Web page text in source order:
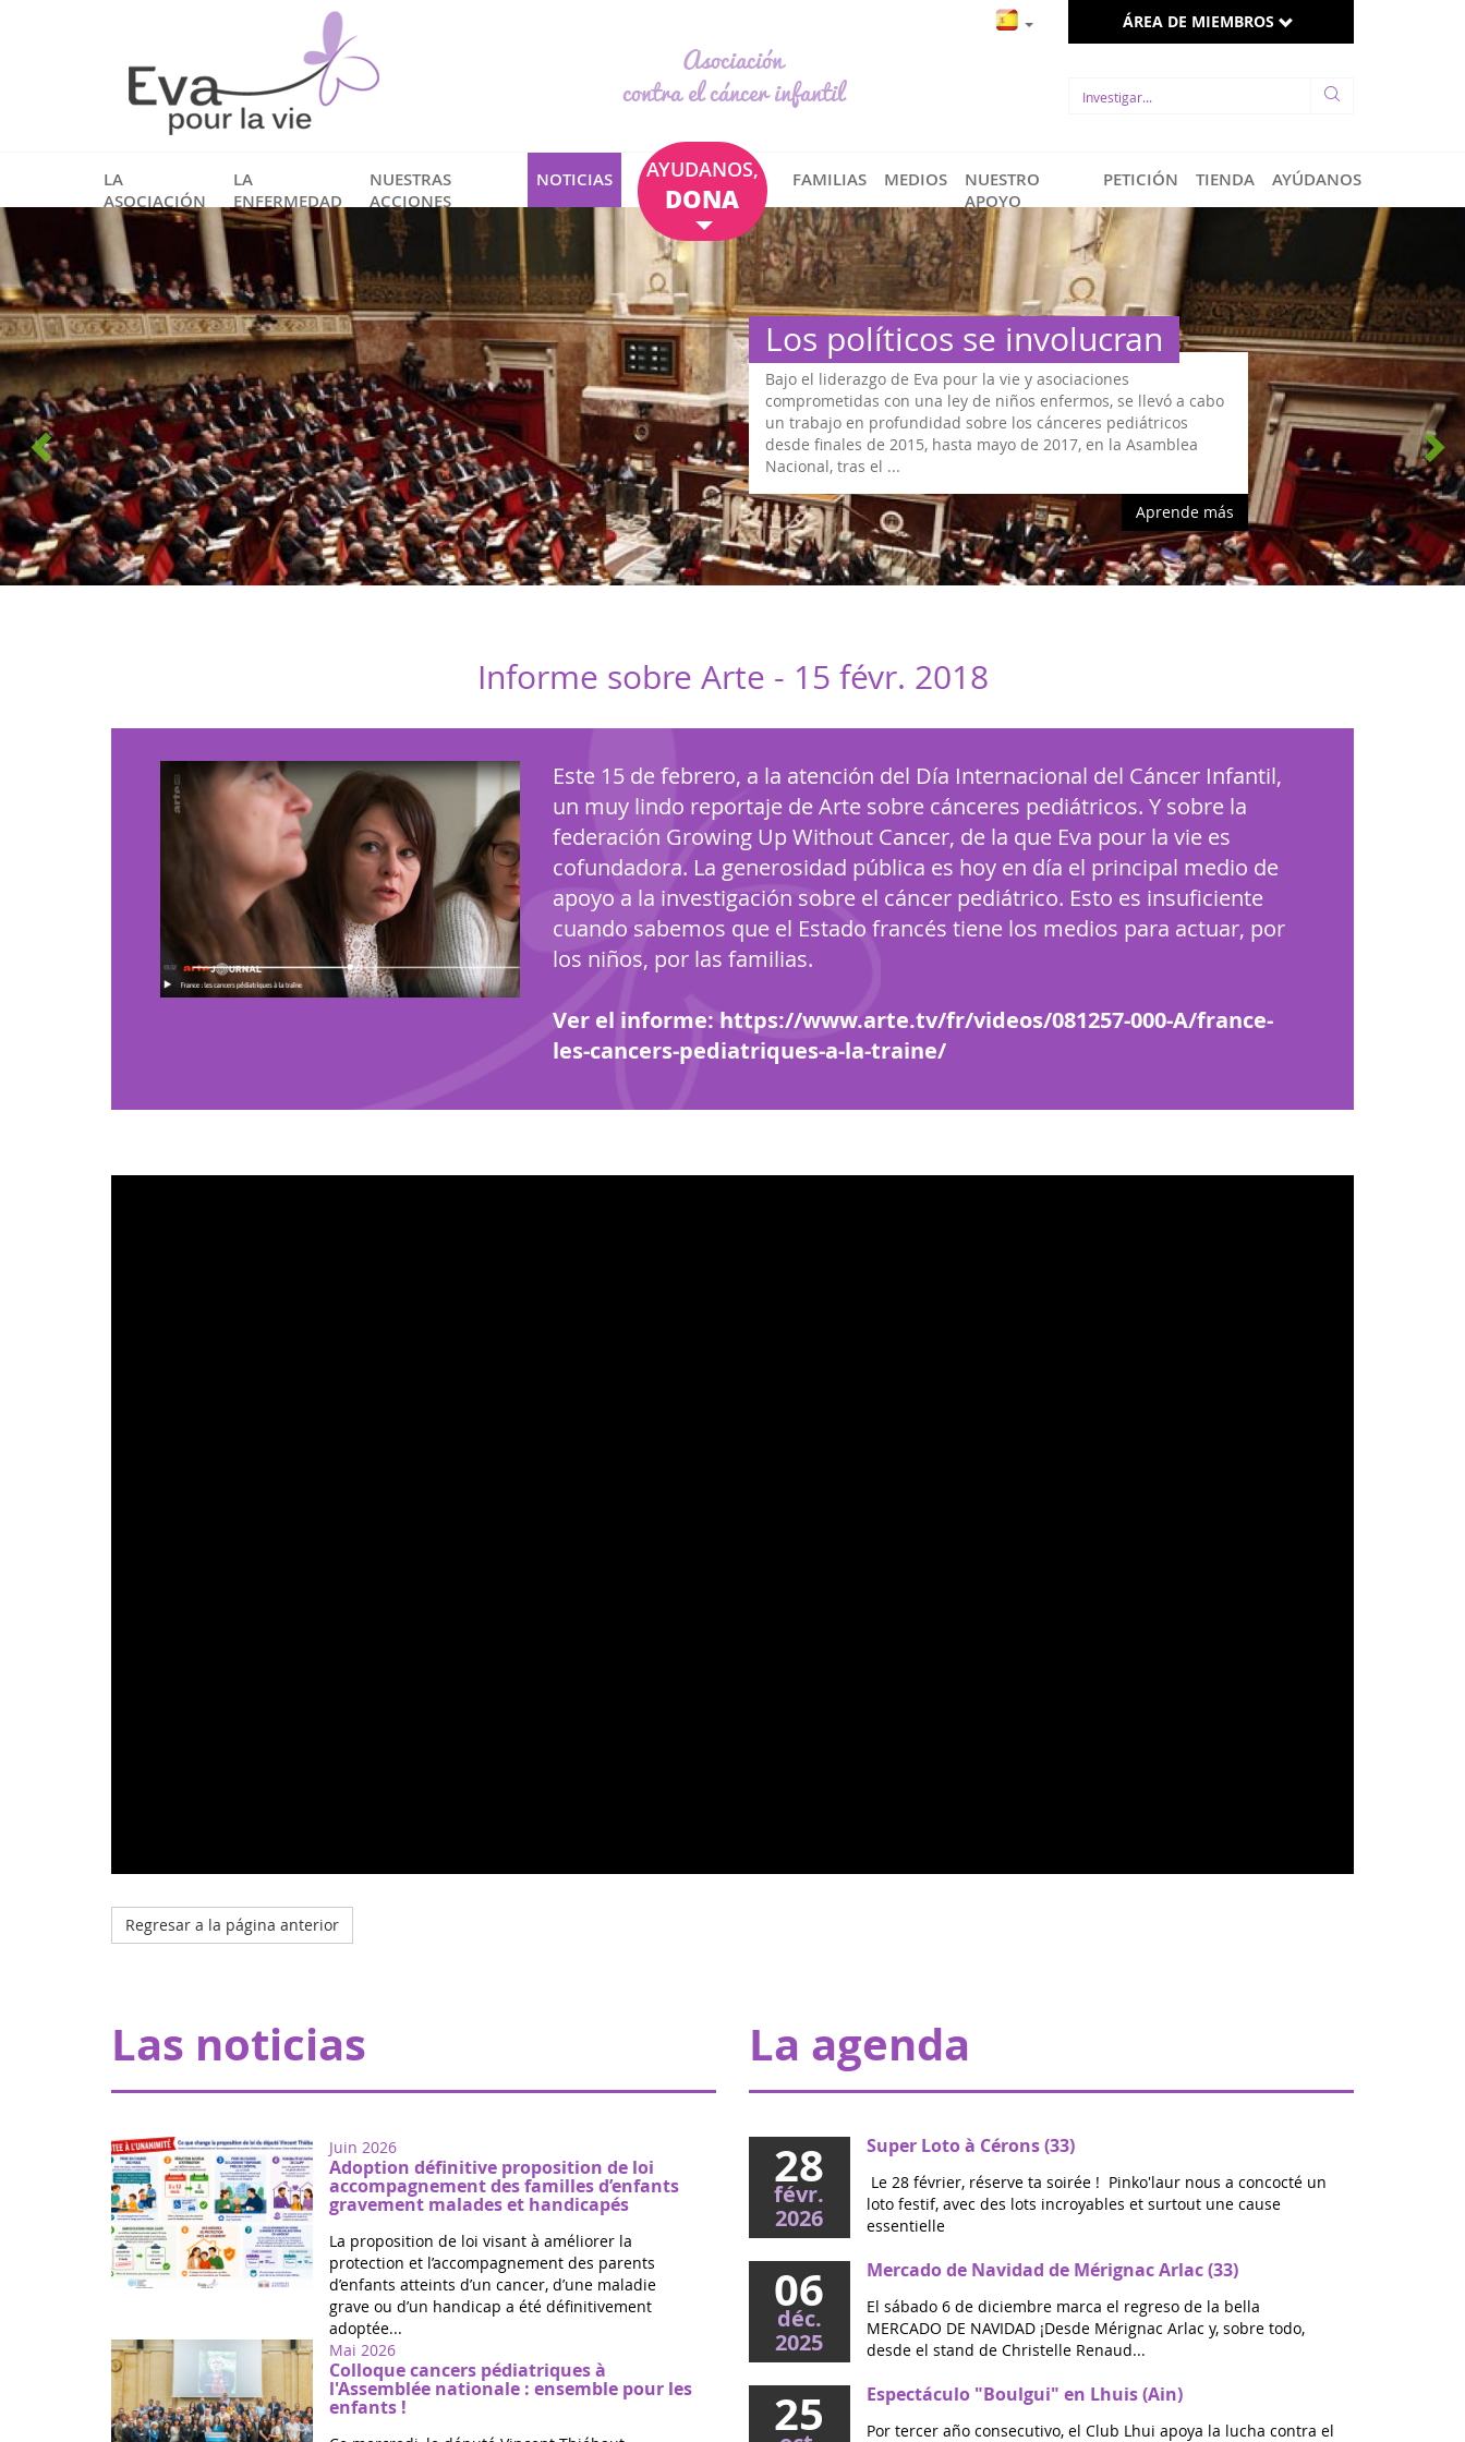
Asociación
contra el cáncer infantil
ÁREA DE MIEMBROS
LA
ASOCIACIÓN
LA
ENFERMEDAD
NUESTRAS
ACCIONES
NOTICIAS AYUDANOS,
DONA
FAMILIAS MEDIOS
NUESTRO
APOYO
PETICIÓN TIENDA AYÚDANOS
Los políticos se involucran
Bajo el liderazgo de Eva pour la vie y asociaciones
comprometidas con una ley de niños enfermos, se llevó a cabo
un trabajo en profundidad sobre los cánceres pediátricos
desde finales de 2015, hasta mayo de 2017, en la Asamblea
Nacional, tras el ...
Aprende más
Informe sobre Arte - 15 févr. 2018
Este 15 de febrero, a la atención del Día Internacional del Cáncer Infantil,
un muy lindo reportaje de Arte sobre cánceres pediátricos. Y sobre la
federación Growing Up Without Cancer, de la que Eva pour la vie es
cofundadora. La generosidad pública es hoy en día el principal medio de
apoyo a la investigación sobre el cáncer pediátrico. Esto es insuficiente
cuando sabemos que el Estado francés tiene los medios para actuar, por
los niños, por las familias.
Ver el informe: https://www.arte.tv/fr/videos/081257-000-A/france-
les-cancers-pediatriques-a-la-traine/
Regresar a la página anterior
Las noticias
Juin 2026
Adoption définitive proposition de loi
accompagnement des familles d’enfants
gravement malades et handicapés
La proposition de loi visant à améliorer la
protection et l’accompagnement des parents
d’enfants atteints d’un cancer, d’une maladie
grave ou d’un handicap a été définitivement
adoptée...
Mai 2026
Colloque cancers pédiatriques à
l'Assemblée nationale : ensemble pour les
enfants !
La agenda
28
févr.
2026
Super Loto à Cérons (33)
Le 28 février, réserve ta soirée ! Pinko'laur nous a concocté un
loto festif, avec des lots incroyables et surtout une cause
essentielle
06
déc.
2025
Mercado de Navidad de Mérignac Arlac (33)
El sábado 6 de diciembre marca el regreso de la bella
MERCADO DE NAVIDAD ¡Desde Mérignac Arlac y, sobre todo,
desde el stand de Christelle Renaud...
25 Espectáculo "Boulgui" en Lhuis (Ain)
Por tercer año consecutivo, el Club Lhui apoya la lucha contra el